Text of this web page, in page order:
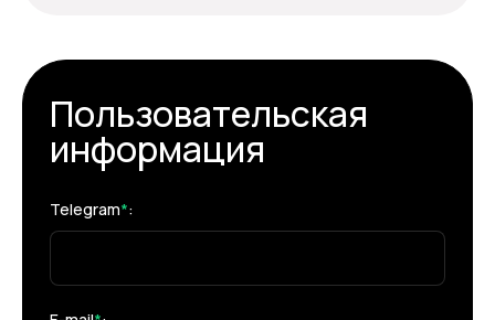
Пользовательская
информация
Telegram*: